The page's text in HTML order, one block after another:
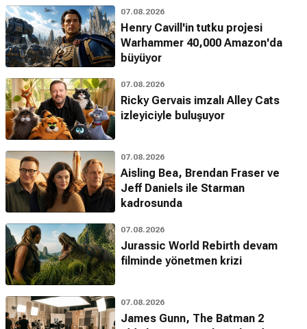
07.08.2026
Henry Cavill'in tutku projesi
Warhammer 40,000 Amazon'da
büyüyor
07.08.2026
Ricky Gervais imzalı Alley Cats
izleyiciyle buluşuyor
07.08.2026
Aisling Bea, Brendan Fraser ve
Jeff Daniels ile Starman
kadrosunda
07.08.2026
Jurassic World Rebirth devam
filminde yönetmen krizi
07.08.2026
James Gunn, The Batman 2